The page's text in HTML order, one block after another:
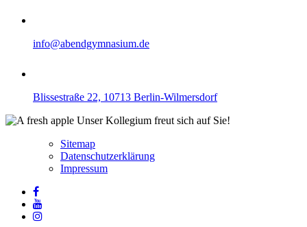
info@abendgymnasium.de
Blissestraße 22, 10713 Berlin-Wilmersdorf
Unser Kollegium freut sich auf Sie!
Sitemap
Datenschutzerklärung
Impressum